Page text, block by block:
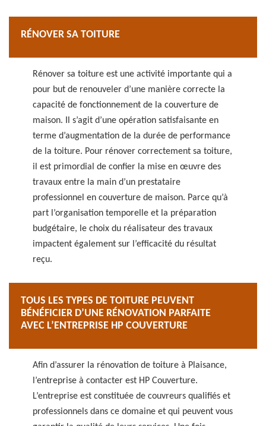
RÉNOVER SA TOITURE
Rénover sa toiture est une activité importante qui a
pour but de renouveler d’une manière correcte la
capacité de fonctionnement de la couverture de
maison. Il s’agit d’une opération satisfaisante en
terme d’augmentation de la durée de performance
de la toiture. Pour rénover correctement sa toiture,
il est primordial de confier la mise en œuvre des
travaux entre la main d’un prestataire
professionnel en couverture de maison. Parce qu’à
part l’organisation temporelle et la préparation
budgétaire, le choix du réalisateur des travaux
impactent également sur l’efficacité du résultat
reçu.
TOUS LES TYPES DE TOITURE PEUVENT
BÉNÉFICIER D’UNE RÉNOVATION PARFAITE
AVEC L’ENTREPRISE HP COUVERTURE
Afin d’assurer la rénovation de toiture à Plaisance,
l’entreprise à contacter est HP Couverture.
L’entreprise est constituée de couvreurs qualifiés et
professionnels dans ce domaine et qui peuvent vous